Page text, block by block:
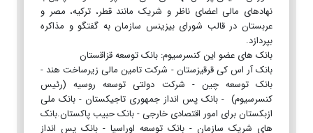
نهادهای مالی اعضای ناظر و شریک مانند قطر، ترکیه، مصر و
عربستان در قالب شورای بیزینس سازمان‌ به گفتگو و مذاکره
بپردازد.
بانک های عضو این کنسرسیوم: بانک توسعه قزاقستان
بانک آر اس کی قرقیزستان - شرکت تامین مالی زیرساخت هند -
بانک توسعه چین - شرکت دولتی توسعه روسیه (رئیس
کنسرسیوم) - بانک پس انداز جمهوری تاجیکستان - بانک ملی
ازبکستان برای امور اقتصادی خارجی - بانک حبیب پاکستان.بانک
های شریک سازمان - بانک توسعه اوراسیا - بانک پس انداز